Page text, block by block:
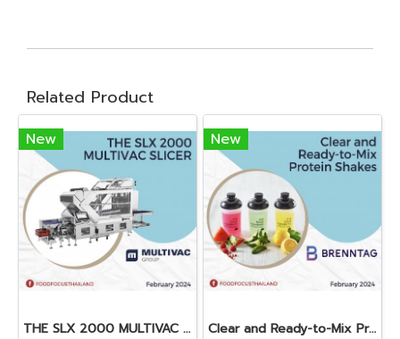
Related Product
New
THE SLX 2000 MULTIVAC SLICER
New
Clear and Ready-to-Mix Protein Shakes